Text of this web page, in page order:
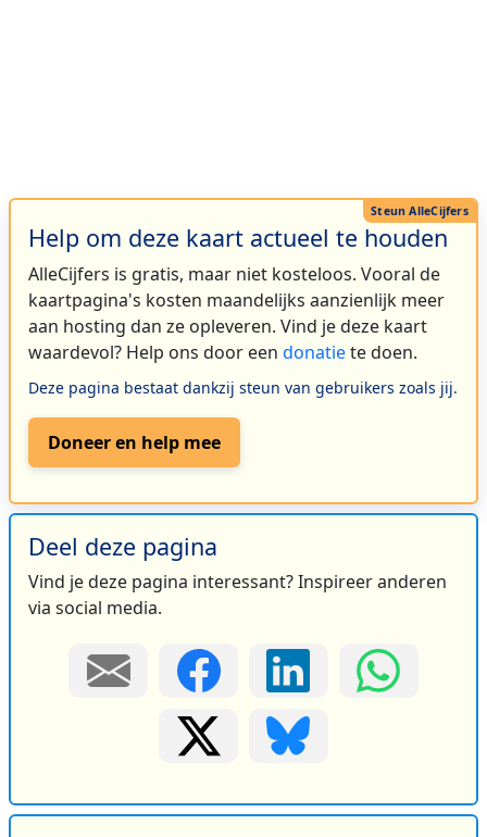
Help om deze kaart actueel te houden
AlleCijfers is gratis, maar niet kosteloos. Vooral de
kaartpagina's kosten maandelijks aanzienlijk meer
aan hosting dan ze opleveren. Vind je deze kaart
waardevol? Help ons door een donatiete doen.
Deze pagina bestaat dankzij steun van gebruikers zoals jij.
Doneer en help mee
Deel deze pagina
Vind je deze pagina interessant? Inspireer anderen
via social media.